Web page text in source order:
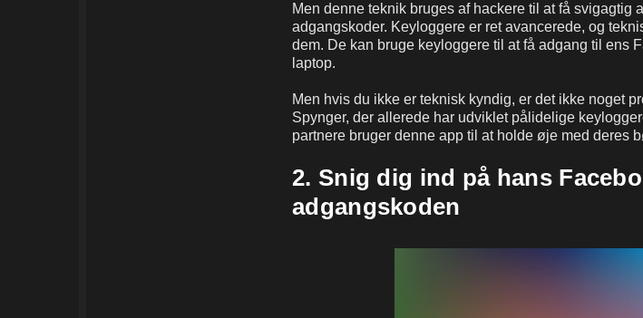
Men denne teknik bruges af hackere til at få svigagtig
adgangskoder. Keyloggere er ret avancerede, og
dem. De kan bruge keyloggere til at få adgang til ens
laptop.
Men hvis du ikke er teknisk kyndig, er det ikke noget
Spynger, der allerede har udviklet pålidelige
partnere bruger denne app til at holde øje med deres
2. Snig dig ind på hans
adgangskoden